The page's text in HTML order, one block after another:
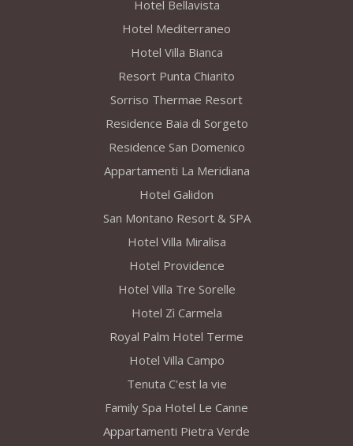
Hotel Bellavista
Hotel Mediterraneo
Hotel Villa Bianca
Resort Punta Chiarito
Sorriso Thermae Resort
Residence Baia di Sorgeto
Residence San Domenico
Appartamenti La Meridiana
Hotel Galidon
San Montano Resort & SPA
Hotel Villa Miralisa
Hotel Providence
Hotel Villa Tre Sorelle
Hotel Zì Carmela
Royal Palm Hotel Terme
Hotel Villa Campo
Tenuta C'est la vie
Family Spa Hotel Le Canne
Appartamenti Pietra Verde